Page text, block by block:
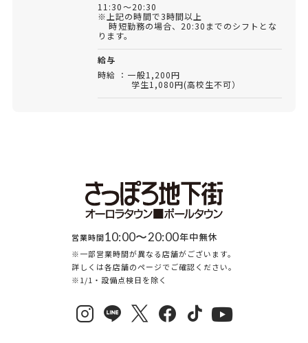
11:30～20:30
※上記の時間で3時間以上
時短勤務の場合、20:30までのシフトとな
ります。
給与
時給 ：一般1,200円
学生1,080円(高校生不可）
営業時間10:00〜20:00年中無休
※一部営業時間が異なる店舗がございます。
詳しくは各店舗のページでご確認ください。
※1/1・設備点検日を除く